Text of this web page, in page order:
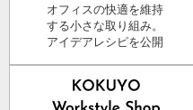
オフィスの快適を維持
する小さな取り組み。
アイデアレシピを公開